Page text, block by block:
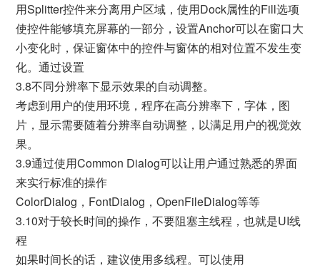
用Splitter控件来分离用户区域，使用Dock属性的Fill选项
使控件能够填充屏幕的一部分，设置Anchor可以在窗口大
小变化时，保证窗体中的控件与窗体的相对位置不发生变
化。通过设置
3.8不同分辨率下显示效果的自动调整。
考虑到用户的使用环境，程序在高分辨率下，字体，图
片，显示需要随着分辨率自动调整，以满足用户的视觉效
果。
3.9通过使用Common Dialog可以让用户通过熟悉的界面
来实行标准的操作
ColorDialog，FontDialog，OpenFileDialog等等
3.10对于较长时间的操作，不要阻塞主线程，也就是UI线
程
如果时间长的话，建议使用多线程。可以使用